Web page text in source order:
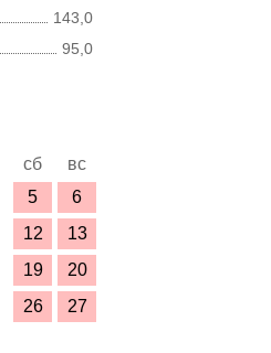
143,0
95,0
сб
вс
5
6
12
13
19
20
26
27